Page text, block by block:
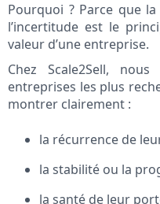
Pourquoi ? Parce que
l’incertitude est le
valeur d’une entreprise.
Chez Scale2Sell,
entreprises les plus
montrer clairement :
la récurrence de
la stabilité ou la
la santé de leur